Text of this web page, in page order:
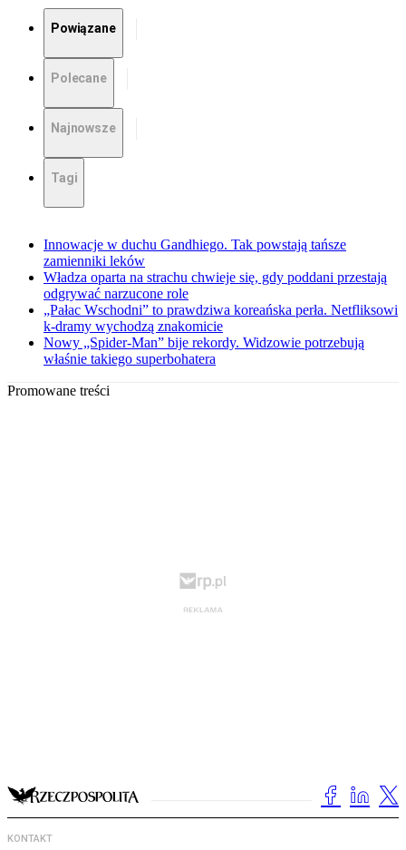
Powiązane
Polecane
Najnowsze
Tagi
Innowacje w duchu Gandhiego. Tak powstają tańsze
zamienniki leków
Władza oparta na strachu chwieje się, gdy poddani przestają
odgrywać narzucone role
„Pałac Wschodni” to prawdziwa koreańska perła. Netfliksowi
k-dramy wychodzą znakomicie
Nowy „Spider-Man” bije rekordy. Widzowie potrzebują
właśnie takiego superbohatera
Promowane treści
KONTAKT